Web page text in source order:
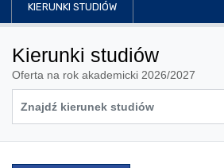
KIERUNKI STUDIÓW
Kierunki studiów
Oferta na rok akademicki 2026/2027